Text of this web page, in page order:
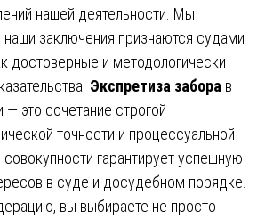
нашей деятельности. Мы
наши заключения признаются судами
достоверные и методологически
Экспретиза забора в
это сочетание строгой
точности и процессуальной
гарантирует успешную
в суде и досудебном порядке.
вы выбираете не просто